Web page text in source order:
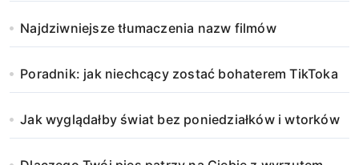
a
n
i
e
Najdziwniejsze tłumaczenia nazw filmów
Poradnik: jak niechcący zostać bohaterem TikToka
Jak wyglądałby świat bez poniedziałków i wtorków